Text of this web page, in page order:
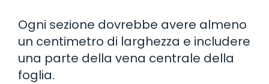
Ogni sezione dovrebbe avere almeno
un centimetro di larghezza e includere
una parte della vena centrale della
foglia.